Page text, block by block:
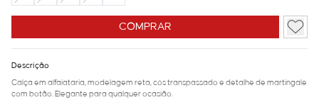
COMPRAR
Descrição
Calça em alfaiataria, modelagem reta, cós transpassado e detalhe de martingale
com botão. Elegante para qualquer ocasião.